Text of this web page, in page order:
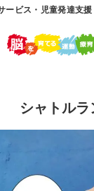
ービス・児童発達支
シャトルラ